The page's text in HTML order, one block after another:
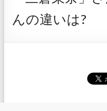
んの違いは?